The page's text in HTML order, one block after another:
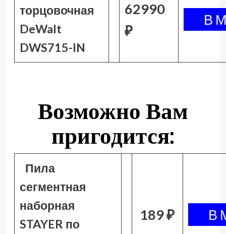
торцовочная
DeWalt
DWS715-IN
62990
₽
Возможно Вам
пригодится:
Пила
сегментная
наборная
STAYER по
189 ₽